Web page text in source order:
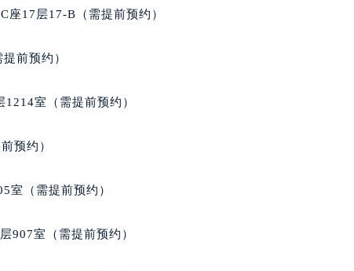
17层17-B（需提前预约）
前预约）
室（需提前预约）
预约）
室（需提前预约）
907室（需提前预约）